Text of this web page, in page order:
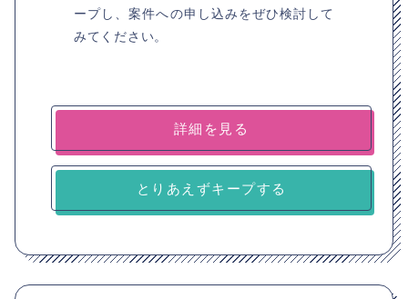
ープし、案件への申し込みをぜひ検討して
みてください。
詳細を見る
とりあえずキープする